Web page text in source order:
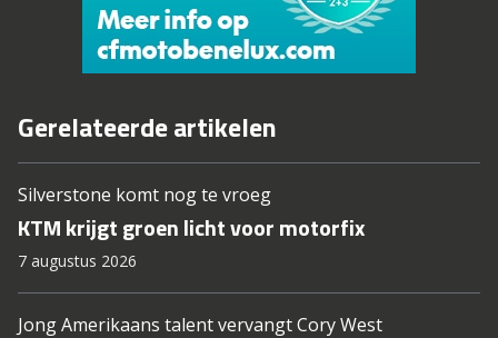
Gerelateerde artikelen
Silverstone komt nog te vroeg
KTM krijgt groen licht voor motorfix
7 augustus 2026
Jong Amerikaans talent vervangt Cory West